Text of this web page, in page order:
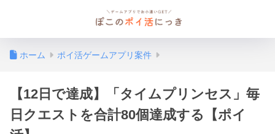
ホーム ポイ活ゲームアプリ案件
【12日で達成】「タイムプリンセス」毎
日クエストを合計80個達成する【ポイ